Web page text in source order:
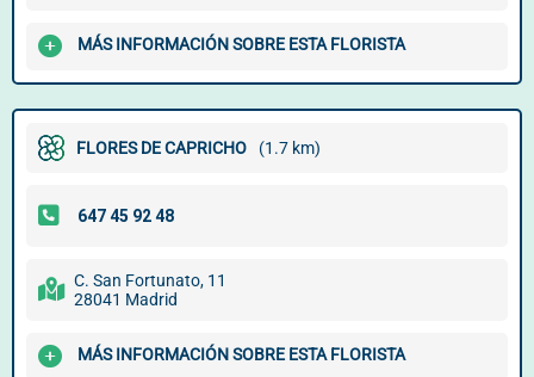
MÁS INFORMACIÓN SOBRE ESTA FLORISTA
FLORES DE CAPRICHO (1.7 km)
C. San Fortunato, 11
28041 Madrid
MÁS INFORMACIÓN SOBRE ESTA FLORISTA